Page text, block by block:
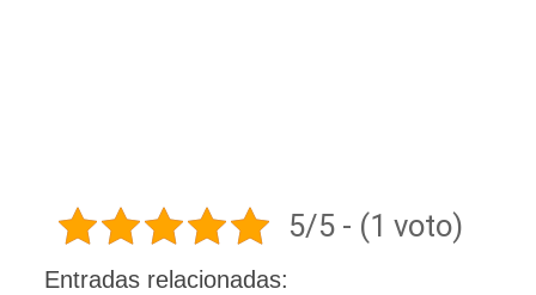
5/5 - (1 voto)
Entradas relacionadas: